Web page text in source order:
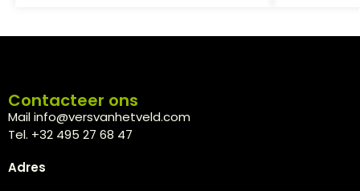
Contacteer ons
Mail info@versvanhetveld.com
Tel. +32 495 27 68 47
Adres